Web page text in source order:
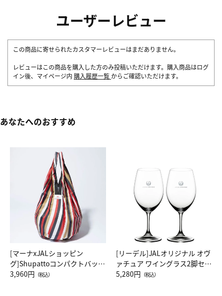
ユーザーレビュー
この商品に寄せられたカスタマーレビューはまだありません。
レビューはこの商品を購入した方のみ投稿いただけます。購入商品はログ
イン後、マイページ内 購入履歴一覧 からご確認いただけます。
あなたへのおすすめ
[マーナxJALショッピン
グ]Shupattoコンパクトバッグ
Drop JAL客室乗務員（LC）ス
3,960円 （税込）
[リーデル]JALオリジナル オヴ
ァチュア ワイングラス2脚セッ
ト（レッドワイン）
5,280円 （税込）